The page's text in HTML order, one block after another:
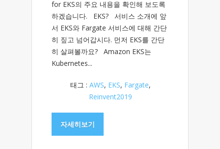
for EKS의 주요 내용을 확인해 보도록
하겠습니다. EKS? 서비스 소개에 앞
서 EKS와 Fargate 서비스에 대해 간단
히 짚고 넘어갑시다. 먼저 EKS를 간단
히 살펴볼까요? Amazon EKS는
Kubernetes...
태그 : AWS, EKS, Fargate,
Reinvent2019
자세히보기